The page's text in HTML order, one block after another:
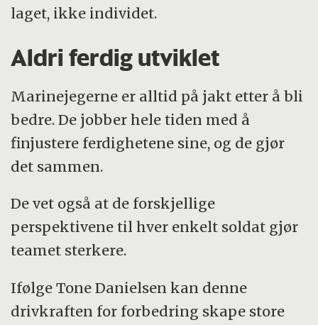
laget, ikke individet.
Aldri ferdig utviklet
Marinejegerne er alltid på jakt etter å bli
bedre. De jobber hele tiden med å
finjustere ferdighetene sine, og de gjør
det sammen.
De vet også at de forskjellige
perspektivene til hver enkelt soldat gjør
teamet sterkere.
Ifølge Tone Danielsen kan denne
drivkraften for forbedring skape store